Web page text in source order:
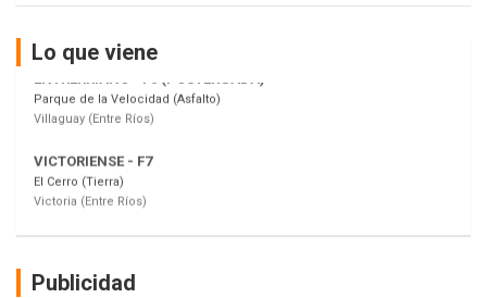
Lo que viene
ENTRERRIANO - F6 (POSTERGADA)
Parque de la Velocidad (Asfalto)
Villaguay (Entre Ríos)
VICTORIENSE - F7
Victoria (Entre Ríos)
PATAGONICO - F6
CSK - F7
Publicidad